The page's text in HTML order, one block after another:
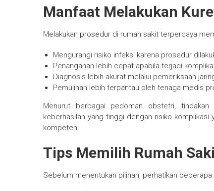
Manfaat Melakukan
Melakukan prosedur di rumah sakit terpercaya
Mengurangi risiko infeksi karena prosedur
Penanganan lebih cepat apabila terjadi
Diagnosis lebih akurat melalui pemeriksaan
Pemulihan lebih terpantau oleh tenaga medis
Menurut berbagai pedoman obstetri,
keberhasilan yang tinggi dengan risiko
kompeten.
Tips Memilih Rumah
Sebelum menentukan pilihan, perhatikan beberapa